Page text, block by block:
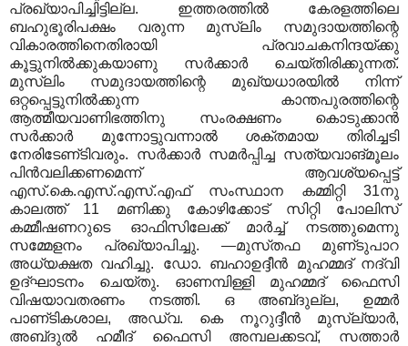
പ്രഖ്യാപിച്ചിട്ടില്ല. ഇത്തരത്തില്‍ കേരളത്തിലെ
ബഹുഭൂരിപക്ഷം വരുന്ന മുസ്‌ലിം സമുദായത്തിന്റെ
വികാരത്തിനെതിരായി പ്രവാചകനിന്ദയ്ക്കു
കൂട്ടുനില്‍ക്കുകയാണു സര്‍ക്കാര്‍ ചെയ്‌തിരിക്കുന്നത്‌.
മുസ്‌ലിം സമുദായത്തിന്റെ മുഖ്യധാരയില്‍ നിന്ന്‌
ഒറ്റപ്പെട്ടുനില്‍ക്കുന്ന കാന്തപുരത്തിന്റെ
ആത്മീയവാണിഭത്തിനു സംരക്ഷണം കൊടുക്കാന്‍
സര്‍ക്കാര്‍ മുന്നോട്ടുവന്നാല്‍ ശക്തമായ തിരിച്ചടി
നേരിടേണ്‌ടിവരും. സര്‍ക്കാര്‍ സമര്‍പ്പിച്ച സത്യവാങ്‌മൂലം
പിന്‍വലിക്കണമെന്ന്‌ ആവശ്യപ്പെട്ട്‌
എസ്‌.കെ.എസ്‌.എസ്‌.എഫ്‌ സംസ്ഥാന കമ്മിറ്റി 31നു
കാലത്ത്‌ 11 മണിക്കു കോഴിക്കോട്‌ സിറ്റി പോലിസ്‌
കമ്മീഷണറുടെ ഓഫിസിലേക്ക്‌ മാര്‍ച്ച്‌ നടത്തുമെന്നു
സമ്മേളനം പ്രഖ്യാപിച്ചു. —മുസ്‌തഫ മുണ്‌ടുപാറ
അധ്യക്ഷത വഹിച്ചു. ഡോ. ബഹാഉദ്ദീന്‍ മുഹമ്മദ്‌ നദ്‌വി
ഉദ്‌ഘാടനം ചെയ്‌തു. ഓണമ്പിള്ളി മുഹമ്മദ്‌ ഫൈസി
വിഷയാവതരണം നടത്തി. ഒ അബ്‌ദുല്ല, ഉമ്മര്‍
പാണ്‌ടികശാല, അഡ്വ. കെ നൂറുദ്ദീന്‍ മുസ്‌ല്യാര്‍,
അബ്‌ദുല്‍ ഹമീദ്‌ ഫൈസി അമ്പലക്കടവ്‌, സത്താര്‍